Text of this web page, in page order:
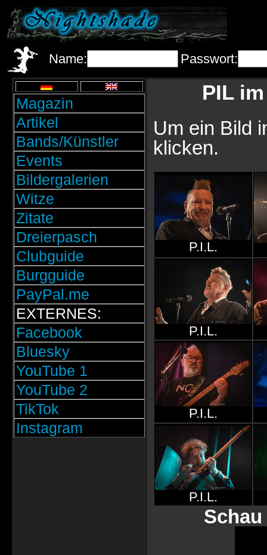
Name: Passwort:
Magazin
Artikel
Bands/Künstler
Events
Bildergalerien
Witze
Zitate
Dreierpasch
Clubguide
Burgguide
PayPal.me
EXTERNES:
Facebook
Bluesky
YouTube 1
YouTube 2
TikTok
Instagram
PIL
Um ein Bild
klicken.
P.I.L.
P.I.L.
P.I.L.
P.I.L.